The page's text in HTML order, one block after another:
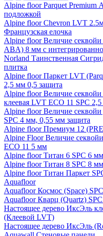
Alpine floor Parquet Premium
подложкой
Alpine floor Chevron LVT
Французская елочка
Alpine floor Величие
ABA) 8 мм с
Norland Таинственная
плитка
Alpine floor Паркет LVT
2,5 мм 0,5 защита
Alpine floor Величие
клеевая LVT ECO 11 SPC
Alpine floor Величие
SPC 4 мм, 0,55 мм защита
Alpine floor Премиум 12
Alpine Floor Величие
ECO 11 5 мм
Alpine floor Титан 6 SPC 6 мм
Alpine floor Титан 8 SPC 8 мм
Alpine floor Титан Паркет
Aquafloor
Aquafloor Космос (Space)
Aquafloor Кварц (Quartz)
Настоящее дерево ИксЭль
(Клеевой LVT)
Настоящее дерево ИксЭль